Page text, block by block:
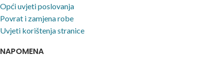
Opći uvjeti poslovanja
Povrat i zamjena robe
Uvjeti korištenja stranice
NAPOMENA